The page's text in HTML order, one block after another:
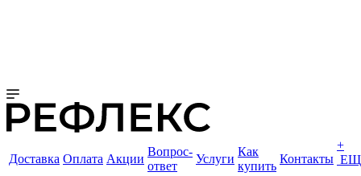
Доставка Оплата Акции
Вопрос-
ответ
Услуги
Как
купить
Контакты
+